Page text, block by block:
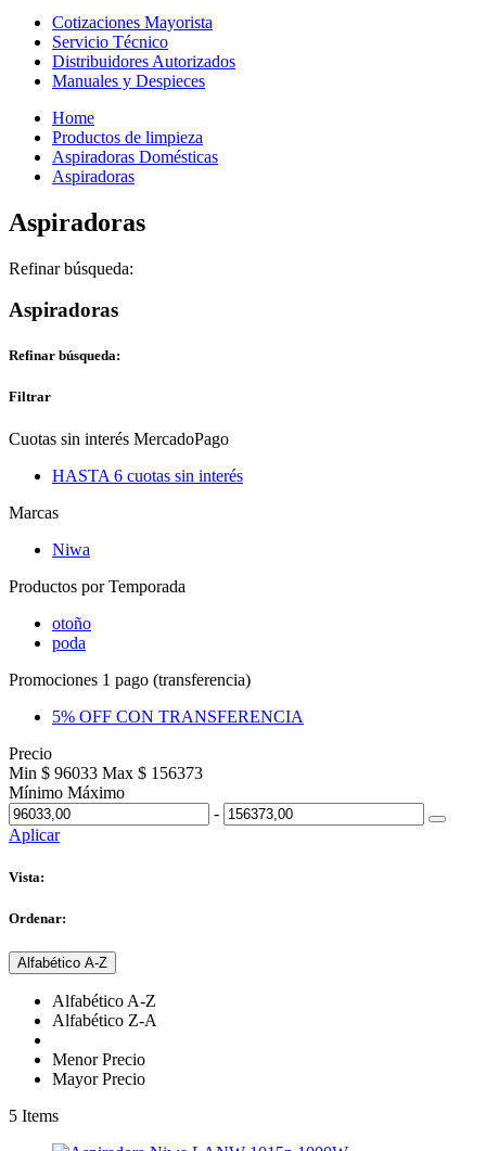
Cotizaciones Mayorista
Servicio Técnico
Distribuidores Autorizados
Manuales y Despieces
Home
Productos de limpieza
Aspiradoras Domésticas
Aspiradoras
Aspiradoras
Refinar búsqueda:
Aspiradoras
Refinar búsqueda:
Filtrar
Cuotas sin interés MercadoPago
HASTA 6 cuotas sin interés
Marcas
Niwa
Productos por Temporada
otoño
poda
Promociones 1 pago (transferencia)
5% OFF CON TRANSFERENCIA
Precio
Min $ 96033 Max $ 156373
Mínimo Máximo
-
Aplicar
Vista:
Ordenar:
Alfabético A-Z
Alfabético A-Z
Alfabético Z-A
Menor Precio
Mayor Precio
5 Items